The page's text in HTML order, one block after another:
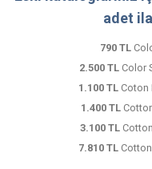
adet
790 TL
2.500 TL Color
1.100 TLCoton
1.400 TL
3.100 TLCotton
7.810 TLCotton